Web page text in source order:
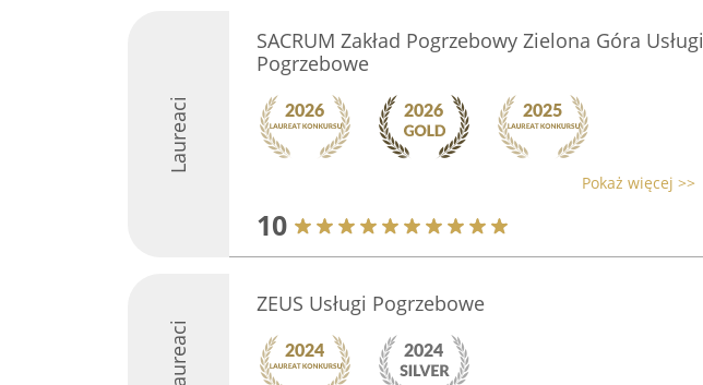
Laureaci
SACRUM Zakład Pogrzebowy Zielona Góra Usługi
Pogrzebowe
Pokaż więcej >>
10
Laureaci
ZEUS Usługi Pogrzebowe